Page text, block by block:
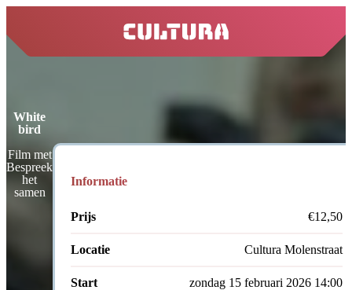
home
White
bird
Film met
Bespreek
het
samen
Informatie
Prijs €12,50
Locatie Cultura Molenstraat
Start zondag 15 februari 2026 14:00